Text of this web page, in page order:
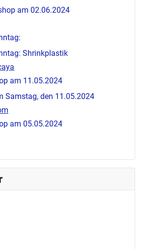
am 02.06.2024
Shrinkplastik
am 11.05.2024
Samstag, den 11.05.2024
am 05.05.2024